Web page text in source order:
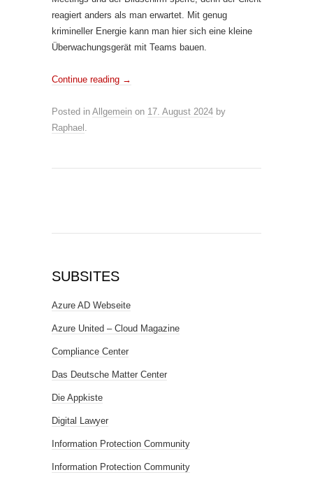
reagiert anders als man erwartet. Mit genug
krimineller Energie kann man hier sich eine kleine
Überwachungsgerät mit Teams bauen.
Continue reading →
Posted in Allgemein on 17. August 2024 by
Raphael .
SUBSITES
Azure AD Webseite
Azure United – Cloud Magazine
Compliance Center
Das Deutsche Matter Center
Die Appkiste
Digital Lawyer
Information Protection Community
Information Protection Community